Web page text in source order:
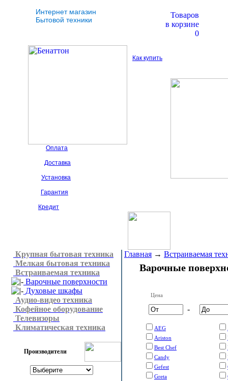
Интернет магазин
Бытовой техники
Товаров
в корзине
0
Как купить
Оплата
Доставка
Установка
Гарантия
Кредит
Крупная бытовая техника
Мелкая бытовая техника
Встраиваемая техника
Варочные поверхности
Духовые шкафы
Аудио-видео техника
Кофейное оборудование
Телевизоры
Климатическая техника
Производители
Главная → Встраиваемая
Варочные
Цена
-
AEG
Ariston
Best Chef
Candy
Gefest
Greta